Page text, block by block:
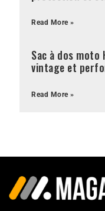
Read More »
Sac à dos
vintage et
Read More »